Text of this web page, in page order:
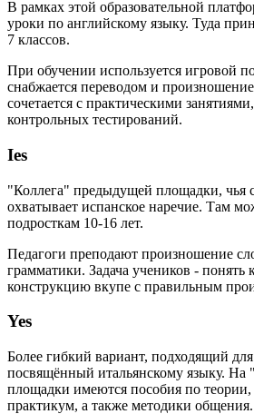
В рамках этой образовательной
уроки по английскому языку. Туда
7 классов.
При обучении используется игровой
снабжается переводом и
сочетается с практическими
контрольных тестирований.
Ies
"Коллега" предыдущей площадки, чья
охватывает испанское наречие. Там
подросткам 10-16 лет.
Педагоги преподают произношение
грамматики. Задача учеников -
конструкцию вкупе с правильным
Yes
Более гибкий вариант, подходящий для
посвящённый итальянскому языку. На
площадки имеются пособия по теории,
практикум, а также методики общения.